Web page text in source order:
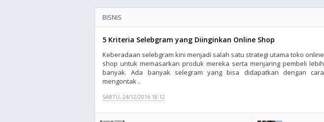
BISNIS
5 Kriteria Selebgram yang Diinginkan Online Shop
Keberadaan selebgram kini menjadi salah satu strategi utama toko online
shop untuk memasarkan produk mereka serta menjaring pembeli lebih
banyak. Ada banyak selegram yang bisa didapatkan dengan cara
mengontak ..
SABTU, 24/12/2016 18:12